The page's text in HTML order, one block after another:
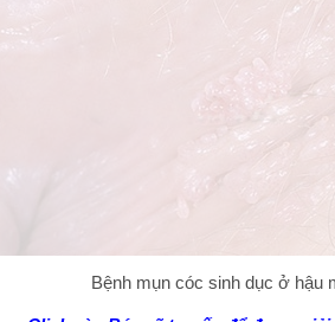
Bệnh mụn cóc sinh dục ở hậu